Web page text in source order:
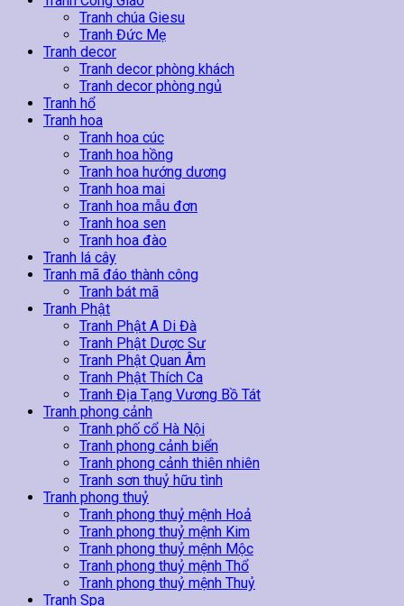
Tranh chúa Giesu
Tranh Đức Mẹ
Tranh decor
Tranh decor phòng khách
Tranh decor phòng ngủ
Tranh hổ
Tranh hoa
Tranh hoa cúc
Tranh hoa hồng
Tranh hoa hướng dương
Tranh hoa mai
Tranh hoa mẫu đơn
Tranh hoa sen
Tranh hoa đào
Tranh lá cây
Tranh mã đáo thành công
Tranh bát mã
Tranh Phật
Tranh Phật A Di Đà
Tranh Phật Dược Sư
Tranh Phật Quan Âm
Tranh Phật Thích Ca
Tranh Địa Tạng Vương Bồ Tát
Tranh phong cảnh
Tranh phố cổ Hà Nội
Tranh phong cảnh biển
Tranh phong cảnh thiên nhiên
Tranh sơn thuỷ hữu tình
Tranh phong thuỷ
Tranh phong thuỷ mệnh Hoả
Tranh phong thuỷ mệnh Kim
Tranh phong thuỷ mệnh Mộc
Tranh phong thuỷ mệnh Thổ
Tranh phong thuỷ mệnh Thuỷ
Tranh Spa